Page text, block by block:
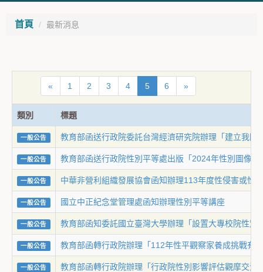
首頁 最新消息
« 1 2 3 4 5 6 »
類別 標題
一般公告 教育部函送行政院委託台灣經濟研究院辦理「建立我國
一般公告 教育部函送行政院性別平等處出版「2024年性別圖像」
一般公告 中華非營利組織發展協會函知辦理113年度性侵害或性
一般公告 國立中正紀念堂管理處函知辦理性別平等講座
一般公告 教育部函知委託國立臺灣大學辦理「設置大專校院性別
一般公告 教育部函轉行政院辦理「112年性平觀察家養成挑戰有
一般公告 教育部函轉行政院辦理「行政院性別影響評估觀摩交流